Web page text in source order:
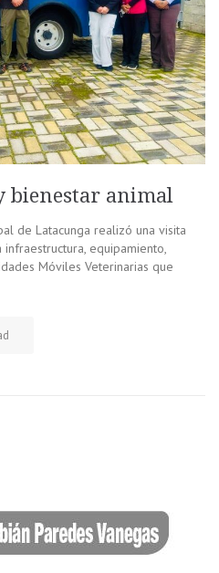
bienestar animal
de Latacunga realizó una visita
equipamiento,
Móviles Veterinarias que